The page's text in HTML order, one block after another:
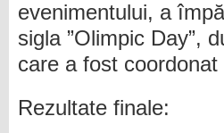
evenimentului, a
sigla ”Olimpic Day”,
care a fost
Rezultate finale: